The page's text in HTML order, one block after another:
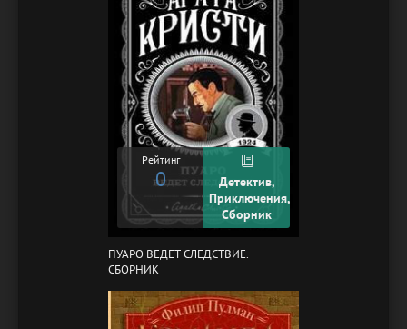
Рейтинг
0
Детектив,
Приключения,
Сборник
ПУАРО ВЕДЕТ СЛЕДСТВИЕ.
СБОРНИК